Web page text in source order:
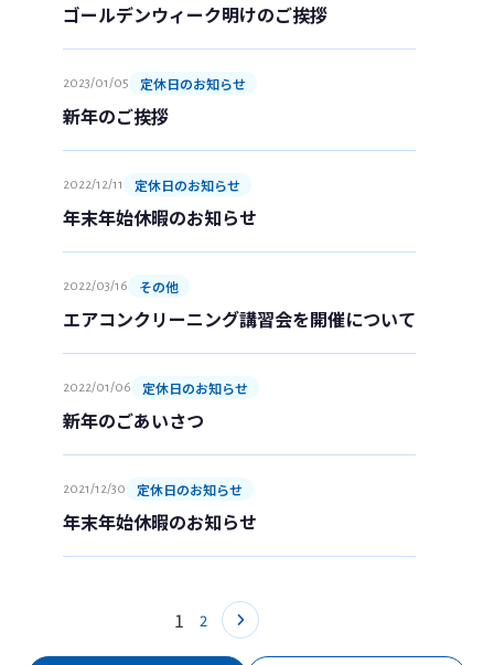
コンサルティング
エアコンクリーニング技術講習・スクール
ゴールデンウィーク明けのご挨拶
2023/01/05 定休日のお知らせ
新年のご挨拶
2022/12/11 定休日のお知らせ
年末年始休暇のお知らせ
2022/03/16 その他
エアコンクリーニング講習会を開催について
2022/01/06 定休日のお知らせ
新年のごあいさつ
2021/12/30 定休日のお知らせ
年末年始休暇のお知らせ
1 2